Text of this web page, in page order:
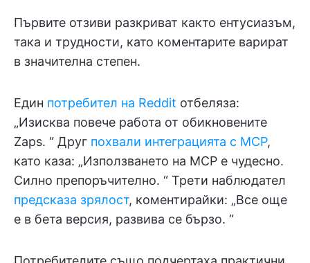
Първите отзиви разкриват както ентусиазъм,
така и трудности, като коментарите варират
в значителна степен.
Един потребител на Reddit отбеляза:
„Изисква повече работа от обикновените
Zaps. “ Друг похвали интеграцията с MCP,
като каза: „Използването на MCP е чудесно.
Силно препоръчително. “ Трети наблюдател
предсказа зрялост, коментирайки: „Все още
е в бета версия, развива се бързо. “